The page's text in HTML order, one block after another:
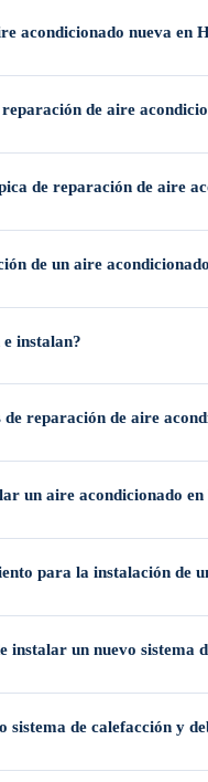
acondicionado nueva en
de aire
(como el reemplazo del
de reparación de aire
de un aire
instalan?
reparación de aire
un aire acondicionado
para la instalación de
instalar un nuevo sistema
Energía ofrecen ahorros
sistema de calefacción y